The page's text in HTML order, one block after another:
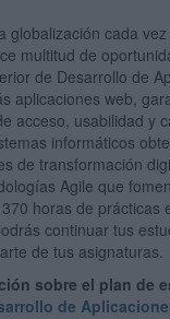
cada
multitud de
de Desarrollo de
aplicaciones web,
acceso, usabilidad y
informáticos
de transformación
Agile que
horas de prácticas
continuar tus
de tus asignaturas.
sobre el plan de
de